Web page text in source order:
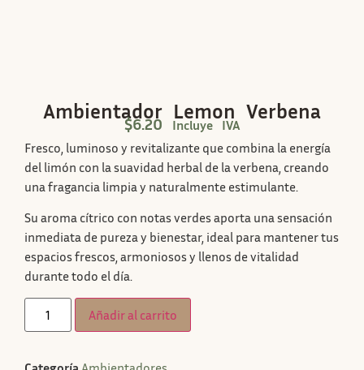
Ambientador Lemon Verbena
$6.20
Incluye IVA
Fresco, luminoso y revitalizante que combina la energía
del limón con la suavidad herbal de la verbena, creando
una fragancia limpia y naturalmente estimulante.
Su aroma cítrico con notas verdes aporta una sensación
inmediata de pureza y bienestar, ideal para mantener tus
espacios frescos, armoniosos y llenos de vitalidad
durante todo el día.
Añadir al carrito